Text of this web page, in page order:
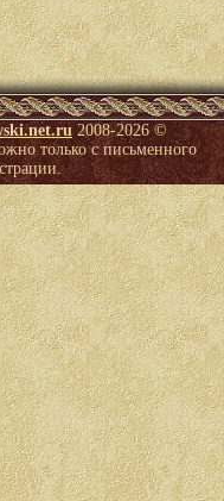
2008-2026 ©
только с письменного